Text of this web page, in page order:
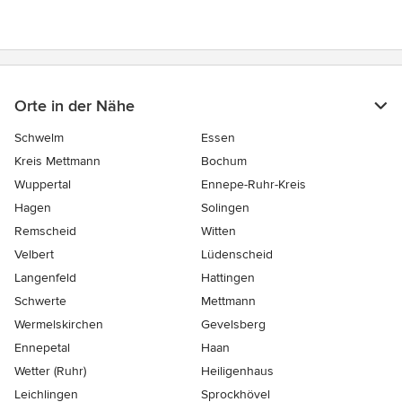
Orte in der Nähe
Schwelm
Essen
Kreis Mettmann
Bochum
Wuppertal
Ennepe-Ruhr-Kreis
Hagen
Solingen
Remscheid
Witten
Velbert
Lüdenscheid
Langenfeld
Hattingen
Schwerte
Mettmann
Wermelskirchen
Gevelsberg
Ennepetal
Haan
Wetter (Ruhr)
Heiligenhaus
Leichlingen
Sprockhövel